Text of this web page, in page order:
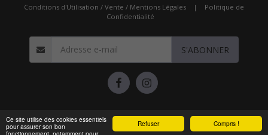
Compris !
Refuser
Ce site utilise des cookies essentiels
pour assurer son bon
Prise de rendez-vous
powered by Calendly
Conditions d'Utilisation / Vente / Mentions Légales | Politique de
Confidentialité
S'ABONNER